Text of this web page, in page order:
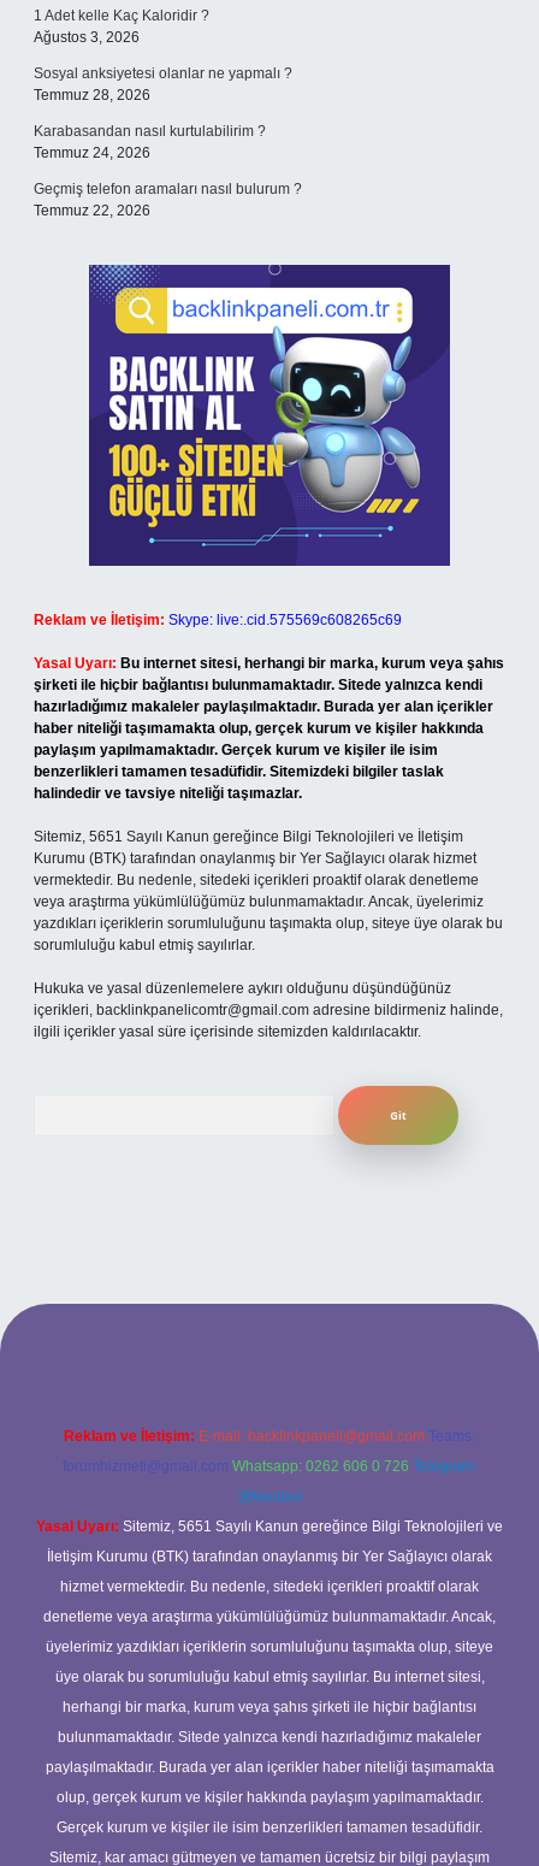
1 Adet kelle Kaç Kaloridir ?
Ağustos 3, 2026
Sosyal anksiyetesi olanlar ne yapmalı ?
Temmuz 28, 2026
Karabasandan nasıl kurtulabilirim ?
Temmuz 24, 2026
Geçmiş telefon aramaları nasıl bulurum ?
Temmuz 22, 2026
Reklam ve İletişim: Skype: live:.cid.575569c608265c69
Yasal Uyarı: Bu internet sitesi, herhangi bir marka, kurum veya şahıs
şirketi ile hiçbir bağlantısı bulunmamaktadır. Sitede yalnızca kendi
hazırladığımız makaleler paylaşılmaktadır. Burada yer alan içerikler
haber niteliği taşımamakta olup, gerçek kurum ve kişiler hakkında
paylaşım yapılmamaktadır. Gerçek kurum ve kişiler ile isim
benzerlikleri tamamen tesadüfidir. Sitemizdeki bilgiler taslak
halindedir ve tavsiye niteliği taşımazlar.
Sitemiz, 5651 Sayılı Kanun gereğince Bilgi Teknolojileri ve İletişim
Kurumu (BTK) tarafından onaylanmış bir Yer Sağlayıcı olarak hizmet
vermektedir. Bu nedenle, sitedeki içerikleri proaktif olarak denetleme
veya araştırma yükümlülüğümüz bulunmamaktadır. Ancak, üyelerimiz
yazdıkları içeriklerin sorumluluğunu taşımakta olup, siteye üye olarak bu
sorumluluğu kabul etmiş sayılırlar.
Hukuka ve yasal düzenlemelere aykırı olduğunu düşündüğünüz
içerikleri, backlinkpanelicomtr@gmail.com adresine bildirmeniz halinde,
ilgili içerikler yasal süre içerisinde sitemizden kaldırılacaktır.
Reklam ve İletişim: E-mail: backlinkpaneli@gmail.com Teams:
forumhizmeti@gmail.com Whatsapp: 0262 606 0 726 Telegram:
@karabul
Yasal Uyarı: Sitemiz, 5651 Sayılı Kanun gereğince Bilgi Teknolojileri ve
İletişim Kurumu (BTK) tarafından onaylanmış bir Yer Sağlayıcı olarak
hizmet vermektedir. Bu nedenle, sitedeki içerikleri proaktif olarak
denetleme veya araştırma yükümlülüğümüz bulunmamaktadır. Ancak,
üyelerimiz yazdıkları içeriklerin sorumluluğunu taşımakta olup, siteye
üye olarak bu sorumluluğu kabul etmiş sayılırlar. Bu internet sitesi,
herhangi bir marka, kurum veya şahıs şirketi ile hiçbir bağlantısı
bulunmamaktadır. Sitede yalnızca kendi hazırladığımız makaleler
paylaşılmaktadır. Burada yer alan içerikler haber niteliği taşımamakta
olup, gerçek kurum ve kişiler hakkında paylaşım yapılmamaktadır.
Gerçek kurum ve kişiler ile isim benzerlikleri tamamen tesadüfidir.
Sitemiz, kar amacı gütmeyen ve tamamen ücretsiz bir bilgi paylaşım